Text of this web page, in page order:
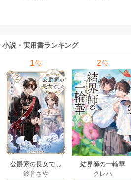
小説・実用書ランキング
1位
公爵家の長女でし
た
鈴音さや
2位
結界師の一輪華
クレハ